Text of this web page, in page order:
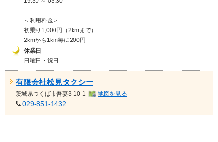
＜利用料金＞
初乗り1,000円（2kmまで）
2kmから1km毎に200円
休業日
日曜日・祝日
有限会社松見タクシー
茨城県つくば市吾妻3-10-1 地図を見る
029-851-1432